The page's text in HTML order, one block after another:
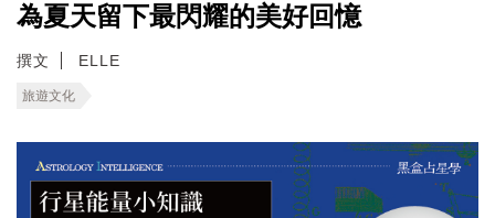
為夏天留下最閃耀的美好回憶
撰文 ELLE
旅遊文化